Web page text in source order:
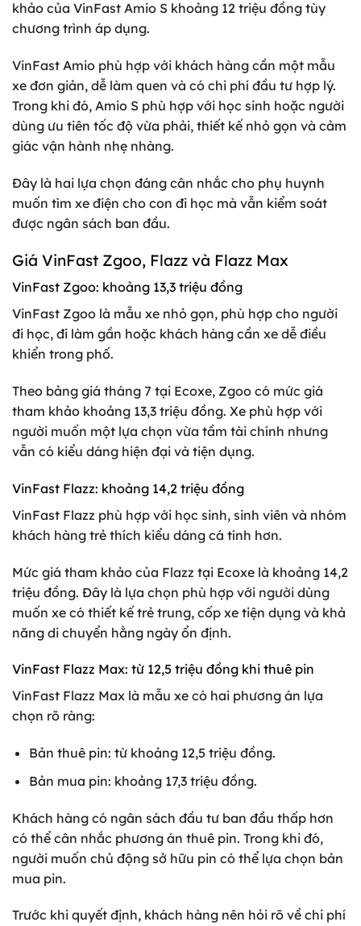
khảo của VinFast Amio S khoảng 12 triệu đồng tùy
chương trình áp dụng.
VinFast Amio phù hợp với khách hàng cần một mẫu
xe đơn giản, dễ làm quen và có chi phí đầu tư hợp lý.
Trong khi đó, Amio S phù hợp với học sinh hoặc người
dùng ưu tiên tốc độ vừa phải, thiết kế nhỏ gọn và cảm
giác vận hành nhẹ nhàng.
Đây là hai lựa chọn đáng cân nhắc cho phụ huynh
muốn tìm xe điện cho con đi học mà vẫn kiểm soát
được ngân sách ban đầu.
Giá VinFast Zgoo, Flazz và Flazz Max
VinFast Zgoo: khoảng 13,3 triệu đồng
VinFast Zgoo là mẫu xe nhỏ gọn, phù hợp cho người
đi học, đi làm gần hoặc khách hàng cần xe dễ điều
khiển trong phố.
Theo bảng giá tháng 7 tại Ecoxe, Zgoo có mức giá
tham khảo khoảng 13,3 triệu đồng. Xe phù hợp với
người muốn một lựa chọn vừa tầm tài chính nhưng
vẫn có kiểu dáng hiện đại và tiện dụng.
VinFast Flazz: khoảng 14,2 triệu đồng
VinFast Flazz phù hợp với học sinh, sinh viên và nhóm
khách hàng trẻ thích kiểu dáng cá tính hơn.
Mức giá tham khảo của Flazz tại Ecoxe là khoảng 14,2
triệu đồng. Đây là lựa chọn phù hợp với người dùng
muốn xe có thiết kế trẻ trung, cốp xe tiện dụng và khả
năng di chuyển hằng ngày ổn định.
VinFast Flazz Max: từ 12,5 triệu đồng khi thuê pin
VinFast Flazz Max là mẫu xe có hai phương án lựa
chọn rõ ràng:
Bản thuê pin: từ khoảng 12,5 triệu đồng.
Bản mua pin: khoảng 17,3 triệu đồng.
Khách hàng có ngân sách đầu tư ban đầu thấp hơn
có thể cân nhắc phương án thuê pin. Trong khi đó,
người muốn chủ động sở hữu pin có thể lựa chọn bản
mua pin.
Trước khi quyết định, khách hàng nên hỏi rõ về chi phí